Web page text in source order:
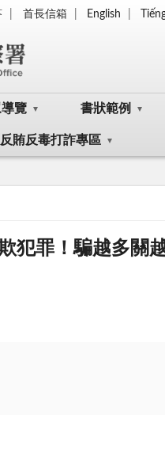
首長信箱 English
導覽 書狀範例
反賄反毒打詐專區
犯罪！騙越多